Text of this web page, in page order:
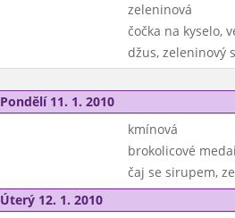
zeleninová
čočka na kyselo,
džus, zeleninový
Pondělí 11. 1. 2010
kmínová
brokolicové
čaj se sirupem,
Úterý 12. 1. 2010